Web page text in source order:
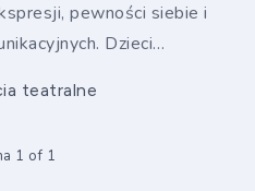
pewności siebie i
Dzieci…
teatralne
1 of 1